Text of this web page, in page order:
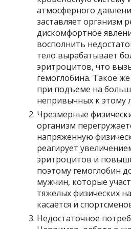
атмосферного
заставляет организм
дискомфортное
восполнить
тело вырабатывает
эритроцитов, что
гемоглобина. Такое
при подъеме на
непривычных к этому
Чрезмерные
организм
напряженную
реагирует
эритроцитов и
поэтому гемоглобин
мужчин, которые
тяжелых физических
касается и
Недостаточное